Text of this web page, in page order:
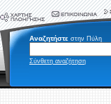
Αναζητήστε στην Πύλη
Σύνθετη αναζήτηση